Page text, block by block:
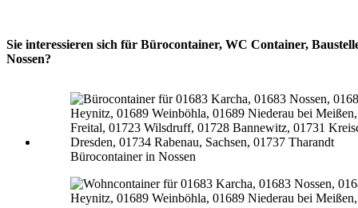
Sie interessieren sich für Bürocontainer, WC Container,
Nossen?
Bürocontainer in Nossen